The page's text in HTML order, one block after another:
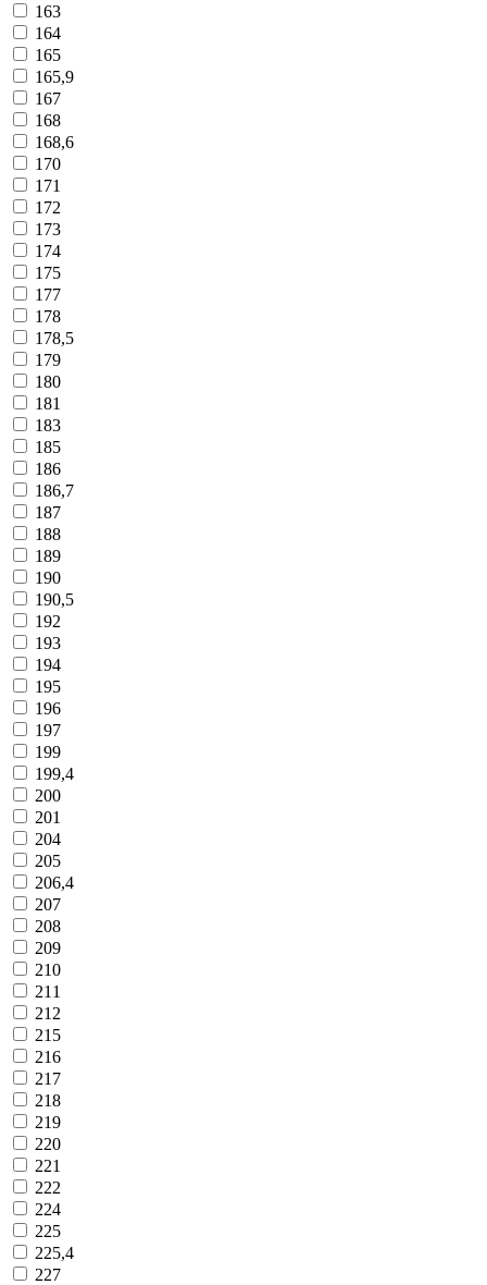
163
164
165
165,9
167
168
168,6
170
171
172
173
174
175
177
178
178,5
179
180
181
183
185
186
186,7
187
188
189
190
190,5
192
193
194
195
196
197
199
199,4
200
201
204
205
206,4
207
208
209
210
211
212
215
216
217
218
219
220
221
222
224
225
225,4
227